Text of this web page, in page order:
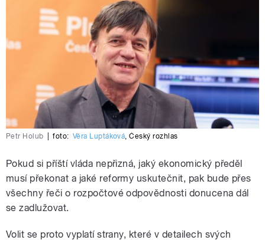
Petr Holub foto: Věra Luptáková,Český rozhlas
Pokud si příští vláda nepřizná, jaký ekonomický předěl
musí překonat a jaké reformy uskutečnit, pak bude přes
všechny řeči o rozpočtové odpovědnosti donucena dál
se zadlužovat.
Volit se proto vyplatí strany, které v detailech svých